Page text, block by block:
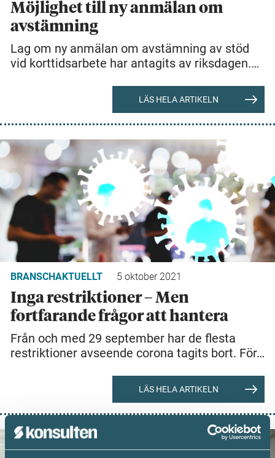
Möjlighet till ny anmälan om
avstämning
Lag om ny anmälan om avstämning av stöd
vid korttidsarbete har antagits av riksdagen.…
LÄS HELA ARTIKELN
BRANSCHAKTUELLT 5 oktober 2021
Inga restriktioner – Men
fortfarande frågor att hantera
Från och med 29 september har de flesta
restriktioner avseende corona tagits bort. För…
LÄS HELA ARTIKELN